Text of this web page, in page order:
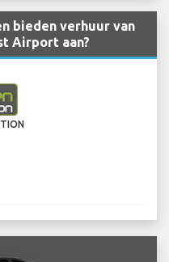
bieden verhuur van
Airport aan?